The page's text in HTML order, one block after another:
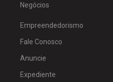
Negócios
Empreendedorismo
Fale Conosco
Anuncie
Expediente